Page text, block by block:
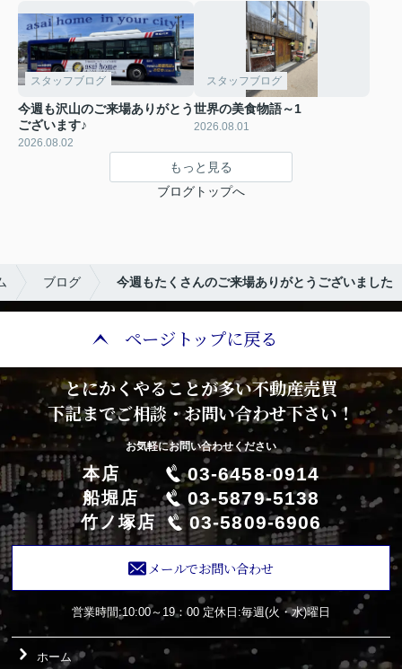
スタッフブログ
今週も沢山のご来場ありがとう
ございます♪
2026.08.02
スタッフブログ
世界の美食物語～1
2026.08.01
もっと見る
ブログトップへ
ブログ 今週もたくさんのご来場ありがとうございました
ページトップに戻る
とにかくやることが多い不動産売買
下記までご相談・お問い合わせ下さい！
お気軽にお問い合わせください
本店 03-6458-0914
船堀店 03-5879-5138
竹ノ塚店 03-5809-6906
メールでお問い合わせ
営業時間:10:00～19：00 定休日:毎週(火・水)曜日
ホーム